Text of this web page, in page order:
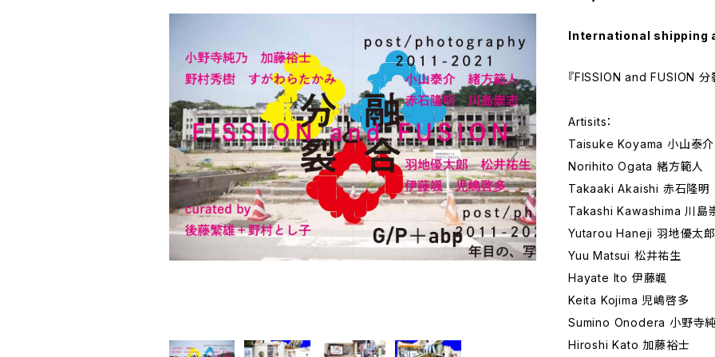
International shipping
『FISSION and FUSION 分
Artisits：
Taisuke Koyama 小山泰介
Norihito Ogata 緒方範人
Takaaki Akaishi 赤石隆明
Takashi Kawashima 川島
Yutarou Haneji 羽地優太郎
Yuu Matsui 松井祐生
Hayate Ito 伊藤颯
Keita Kojima 児嶋啓多
Sumino Onodera 小野寺
Hiroshi Kato 加藤裕士